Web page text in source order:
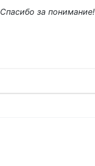
Спасибо за понимание!